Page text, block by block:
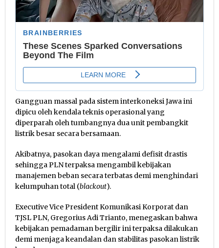
Gangguan massal pada sistem interkoneksi Jawa ini
dipicu oleh kendala teknis operasional yang
diperparah oleh tumbangnya dua unit pembangkit
listrik besar secara bersamaan.
Akibatnya, pasokan daya mengalami defisit drastis
sehingga PLN terpaksa mengambil kebijakan
manajemen beban secara terbatas demi menghindari
kelumpuhan total (blackout).
Executive Vice President Komunikasi Korporat dan
TJSL PLN, Gregorius Adi Trianto, menegaskan bahwa
kebijakan pemadaman bergilir ini terpaksa dilakukan
demi menjaga keandalan dan stabilitas pasokan listrik